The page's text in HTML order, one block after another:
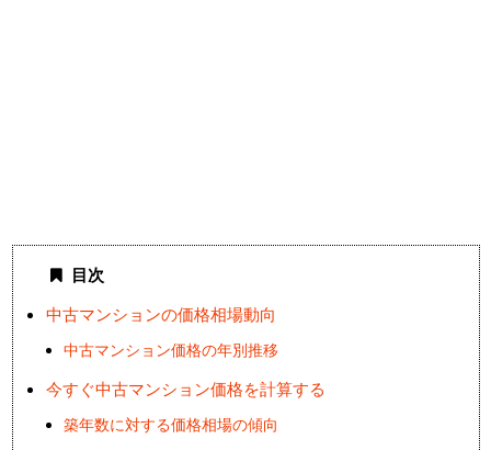
目次
中古マンションの価格相場動向
中古マンション価格の年別推移
今すぐ中古マンション価格を計算する
築年数に対する価格相場の傾向